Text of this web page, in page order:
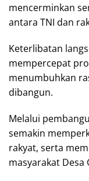
mencerminkan
antara TNI dan
Keterlibatan
mempercepat
menumbuhkan
dibangun.
Melalui
semakin
rakyat, serta
masyarakat Desa